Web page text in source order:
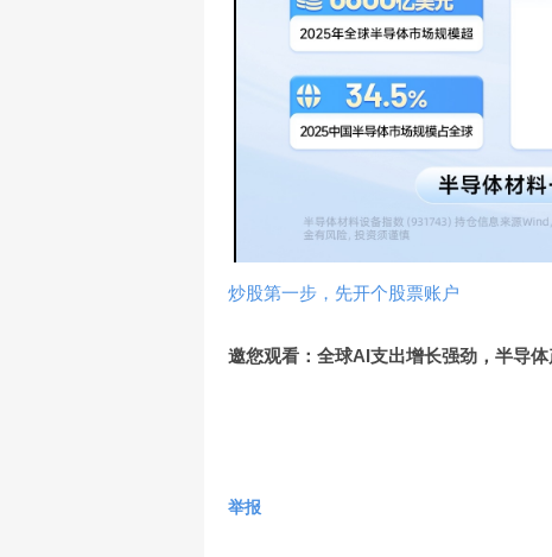
炒股第一步，先开个股票账户
邀您观看：全球AI支出增长强劲，半导
举报